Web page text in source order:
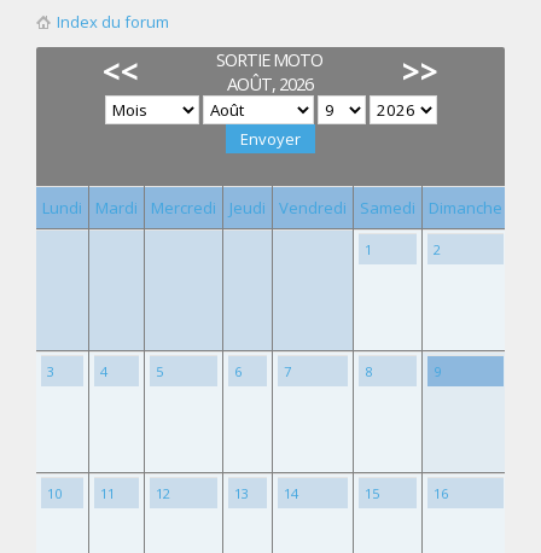
Les membres
Index du forum
<<
SORTIE MOTO
AOÛT, 2026
>>
Lundi Mardi Mercredi Jeudi Vendredi Samedi Dimanche
1 2
3 4 5 6 7 8 9
10 11 12 13 14 15 16